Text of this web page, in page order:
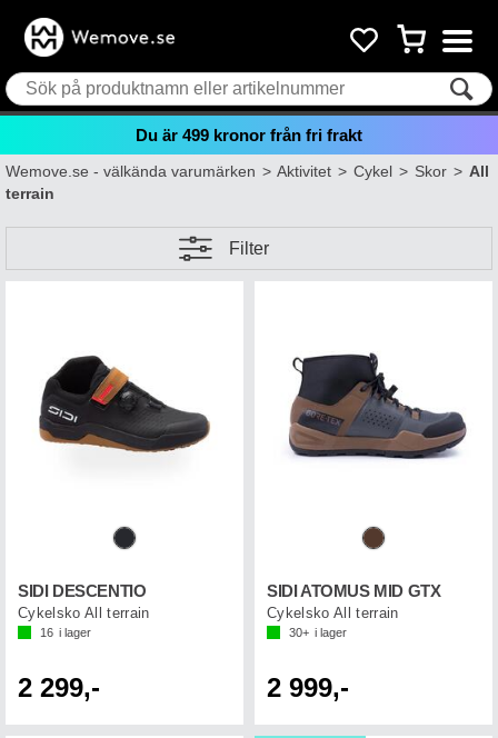
Du är 499 kronor från fri frakt
Wemove.se - välkända varumärken>Aktivitet>Cykel>Skor>All
terrain
Filter
SIDI DESCENTIO
Cykelsko All terrain
16 i lager
2 299,-
SIDI ATOMUS MID GTX
Cykelsko All terrain
30+ i lager
2 999,-